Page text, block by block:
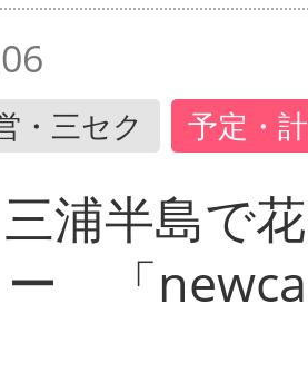
・三セク 予定・
浦半島で
「